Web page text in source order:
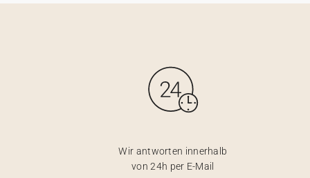
Wir antworten innerhalb
von 24h per E-Mail